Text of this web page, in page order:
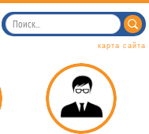
карта сайта